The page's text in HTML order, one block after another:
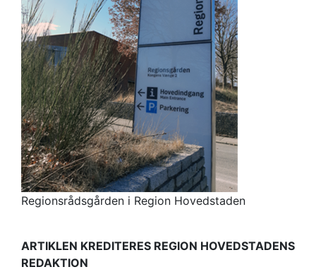
Regionsrådsgården i Region Hovedstaden
ARTIKLEN KREDITERES REGION HOVEDSTADENS
REDAKTION